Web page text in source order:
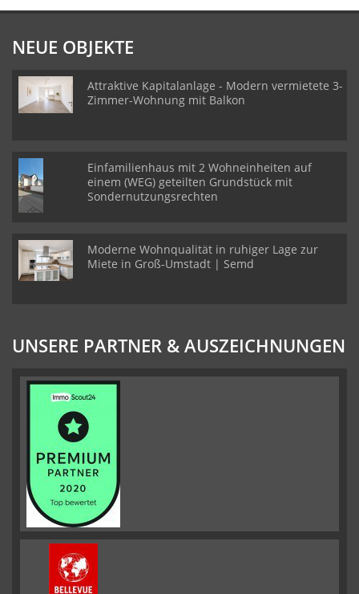
NEUE OBJEKTE
Attraktive Kapitalanlage - Modern vermietete 3-
Zimmer-Wohnung mit Balkon
Einfamilienhaus mit 2 Wohneinheiten auf
einem (WEG) geteilten Grundstück mit
Sondernutzungsrechten
Moderne Wohnqualität in ruhiger Lage zur
Miete in Groß-Umstadt | Semd
UNSERE PARTNER & AUSZEICHNUNGEN